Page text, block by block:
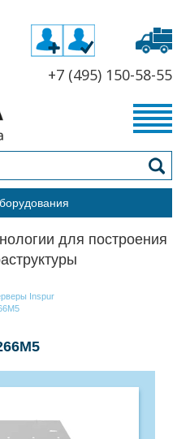
+7 (495) 150-58-55
для построения
Inspur